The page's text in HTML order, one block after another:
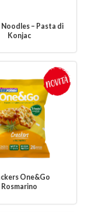
– Pasta di
Konjac
One&Go
Rosmarino